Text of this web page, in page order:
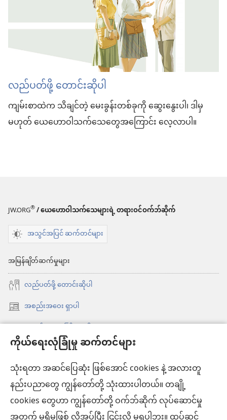
ကိုယ်ရေးလုံခြုံမှု ဆက်တင်များ
သုံးရတာ အဆင်ပြေဆုံး ဖြစ်အောင် cookies နဲ့ အလားတူ
နည်းပညာတွေ ကျွန်တော်တို့ သုံးထားပါတယ်။ တချို့
cookies တွေဟာ ကျွန်တော်တို့ ဝက်ဘ်ဆိုက် လုပ်ဆောင်မှု
လည်ပတ်ဖို့ တောင်းဆိုပါ
ကျမ်းစာထဲက သိချင်တဲ့ မေးခွန်းတစ်ခုကို ဆွေးနွေးပါ၊ ဒါမှ
မဟုတ် ယေဟောဝါသက်သေတွေအကြောင်း လေ့လာပါ။
JW.ORG®/ ယေဟောဝါသက်သေများရဲ့ တရားဝင်ဝက်ဘ်ဆိုက်
အသွင်အပြင် ဆက်တင်များ
အမြန်ချိတ်ဆက်မှုများ
လည်ပတ်ဖို့ တောင်းဆိုပါ
အစည်းအဝေး ရှာပါ
(window
အသစ်
ဖွ
နေ
တယ်)
အစည်းအဝေးကြီး ရှာပါ
(window
အသစ်
င့်
နေ
ပါ
တယ်)
အသစ် တင်ထားရာများ
ဗီဒီယိုများ
ရှာဖွေပါ